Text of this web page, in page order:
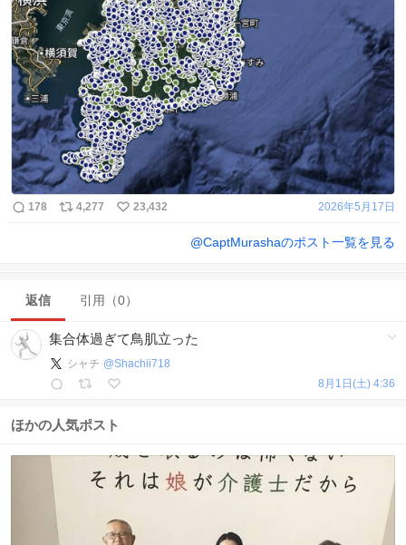
178 4,277 23,432 2026年5月17日
@CaptMurashaのポスト一覧を見る
返信 引用（0）
集合体過ぎて鳥肌立った
シャチ @Shachii718
8月1日(土) 4:36
ほかの人気ポスト